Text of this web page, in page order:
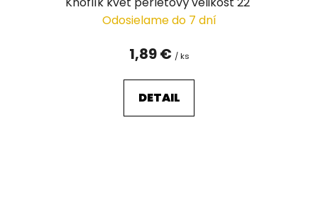
Odosielame do 7 dní
1,89 € / ks
DETAIL